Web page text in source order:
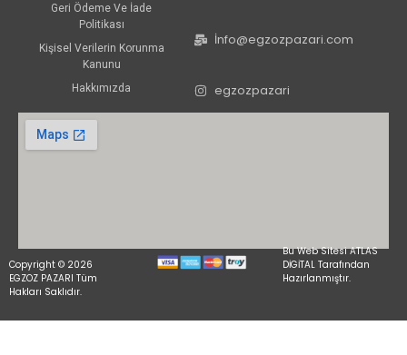
Geri Ödeme Ve İade
Politikası
Kişisel Verilerin Korunma
Kanunu
Hakkımızda
İnfo@egzozpazari.com
egzozpazari
Copyright © 2026
EGZOZ PAZARI Tüm
Hakları Saklıdır.
Bu Web Sitesi ATLAS
DİGİTAL Tarafından
Hazırlanmıştır.